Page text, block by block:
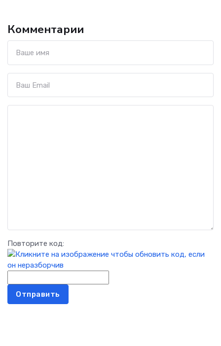
Комментарии
Повторите код:
Отправить